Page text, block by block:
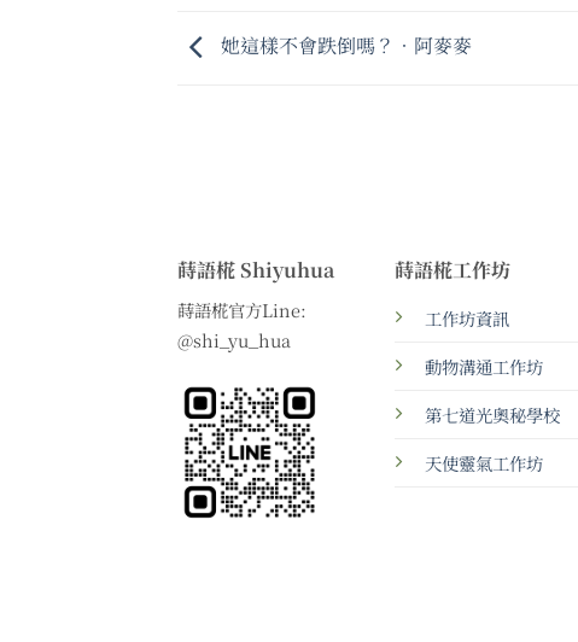
她這樣不會跌倒嗎？•阿麥麥
蒔語椛 Shiyuhua
蒔語椛官方Line:
@shi_yu_hua
蒔語椛工作坊
工作坊資訊
動物溝通工作坊
第七道光奧秘學校
天使靈氣工作坊